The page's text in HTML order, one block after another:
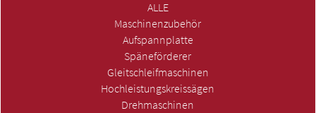
ALLE
Maschinenzubehör
Aufspannplatte
Späneförderer
Gleitschleifmaschinen
Hochleistungskreissägen
Drehmaschinen